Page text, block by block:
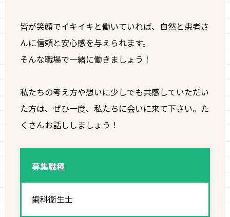
皆が笑顔でイキイキと働いていれば、自然と患者さ
んに信頼と安心感を与えられます。
そんな職場で一緒に働きましょう！
私たちの考え方や想いに少しでも共感していただい
た方は、ぜひ一度、私たちに会いに来て下さい。た
くさんお話ししましょう！
募集職種
歯科衛生士